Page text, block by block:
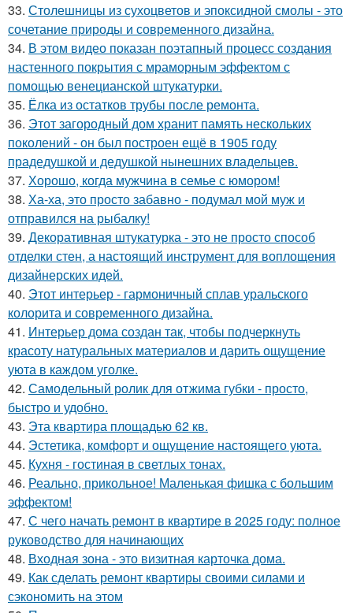
33. Столешницы из сухоцветов и эпоксидной смолы - это
сочетание природы и современного дизайна.
34. В этом видео показан поэтапный процесс создания
настенного покрытия с мраморным эффектом с
помощью венецианской штукатурки.
35. Ёлка из остатков трубы после ремонта.
36. Этот загородный дом хранит память нескольких
поколений - он был построен ещё в 1905 году
прадедушкой и дедушкой нынешних владельцев.
37. Хорошо, когда мужчина в семье с юмором!
38. Ха-ха, это просто забавно - подумал мой муж и
отправился на рыбалку!
39. Декоративная штукатурка - это не просто способ
отделки стен, а настоящий инструмент для воплощения
дизайнерских идей.
40. Этот интерьер - гармоничный сплав уральского
колорита и современного дизайна.
41. Интерьер дома создан так, чтобы подчеркнуть
красоту натуральных материалов и дарить ощущение
уюта в каждом уголке.
42. Самодельный ролик для отжима губки - просто,
быстро и удобно.
43. Эта квартира площадью 62 кв.
44. Эстетика, комфорт и ощущение настоящего уюта.
45. Кухня - гостиная в светлых тонах.
46. Реально, прикольное! Маленькая фишка с большим
эффектом!
47. С чего начать ремонт в квартире в 2025 году: полное
руководство для начинающих
48. Входная зона - это визитная карточка дома.
49. Как сделать ремонт квартиры своими силами и
сэкономить на этом